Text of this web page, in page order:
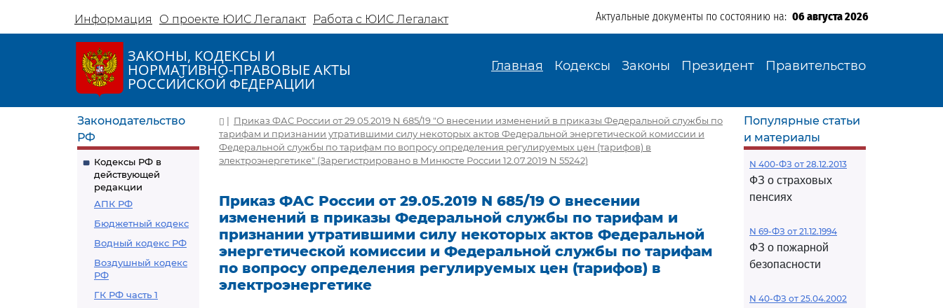
Информация О проекте ЮИС Легалакт Работа с ЮИС Легалакт Актуальные документы по состоянию на: 06 августа 2026
ЗАКОНЫ, КОДЕКСЫ И
НОРМАТИВНО-ПРАВОВЫЕ АКТЫ
РОССИЙСКОЙ ФЕДЕРАЦИИ
Главная Кодексы Законы Президент Правительство
Законодательство
РФ
Кодексы РФ в
действующей
редакции
АПК РФ
Бюджетный кодекс
Водный кодекс РФ
Воздушный кодекс
РФ
ГК РФ часть 1
| Приказ ФАС России от 29.05.2019 N 685/19 "О внесении изменений в приказы Федеральной службы по
тарифам и признании утратившими силу некоторых актов Федеральной энергетической комиссии и
Федеральной службы по тарифам по вопросу определения регулируемых цен (тарифов) в
электроэнергетике" (Зарегистрировано в Минюсте России 12.07.2019 N 55242)
Приказ ФАС России от 29.05.2019 N 685/19 О внесении
изменений в приказы Федеральной службы по тарифам и
признании утратившими силу некоторых актов Федеральной
энергетической комиссии и Федеральной службы по тарифам
по вопросу определения регулируемых цен (тарифов) в
электроэнергетике
Популярные статьи
и материалы
N 400-ФЗ от 28.12.2013
ФЗ о страховых
пенсиях
N 69-ФЗ от 21.12.1994
ФЗ о пожарной
безопасности
N 40-ФЗ от 25.04.2002